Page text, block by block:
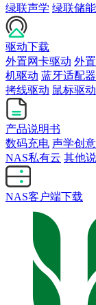
绿联声学 绿联储能
驱动下载
外置网卡驱动 外
机驱动 蓝牙适配
拷线驱动 鼠标驱动
产品说明书
数码充电 声学创意
NAS私有云 其他
NAS客户端下载